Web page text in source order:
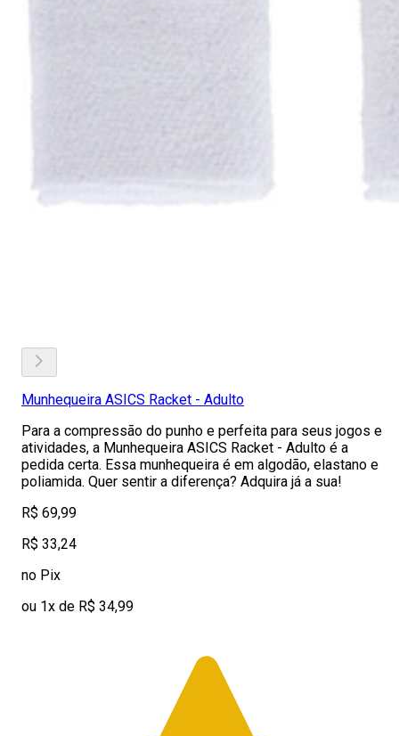
Munhequeira ASICS Racket - Adulto
Para a compressão do punho e perfeita para seus jogos e
atividades, a Munhequeira ASICS Racket - Adulto é a
pedida certa. Essa munhequeira é em algodão, elastano e
poliamida. Quer sentir a diferença? Adquira já a sua!
R$ 69,99
R$ 33,24
no Pix
ou 1x de R$ 34,99